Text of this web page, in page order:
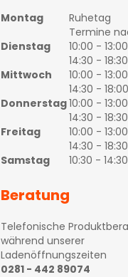
Montag
Ruhetag
Termine
Dienstag
10:00 -
14:30 -
Mittwoch
10:00 -
14:30 -
Donnerstag10:00 -
14:30 -
Freitag
10:00 -
14:30 -
Samstag
10:30 -
Beratung
Telefonische
während unserer
Ladenöffnungszeiten
0281 - 442 89074